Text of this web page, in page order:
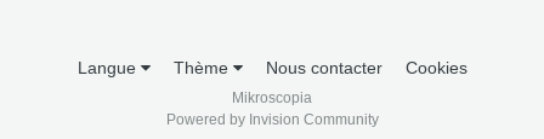
Langue Thème Nous contacter Cookies
Mikroscopia
Powered by Invision Community